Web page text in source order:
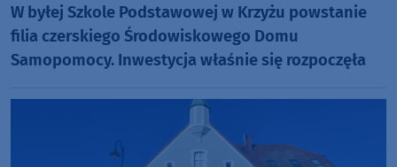
W byłej Szkole Podstawowej w Krzyżu powstanie
filia czerskiego Środowiskowego Domu
Samopomocy. Inwestycja właśnie się rozpoczęła